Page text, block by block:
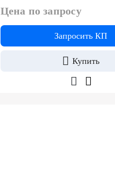
Цена по запросу
Запросить КП
Купить